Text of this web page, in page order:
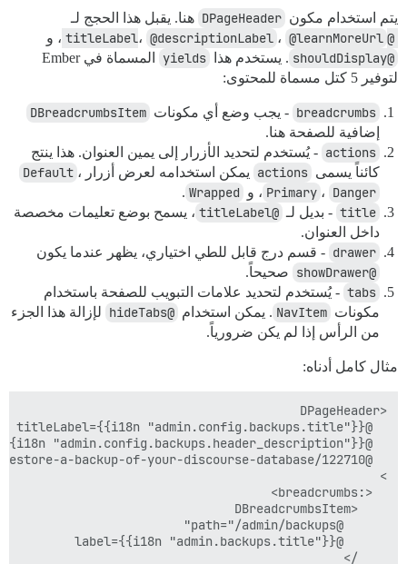
يتم استخدام مكون DPageHeader هنا. يقبل هذا الحجج لـ
@titleLabel ، @descriptionLabel ، @learnMoreUrl ، و
@shouldDisplay . يستخدم هذا yields
المسماة في Ember
لتوفير 5 كتل مسماة للمحتوى:
breadcrumbs - يجب وضع أي مكونات DBreadcrumbsItem
إضافية للصفحة هنا.
actions - يُستخدم لتحديد الأزرار إلى يمين العنوان. هذا ينتج
كائناً يسمى actions يمكن استخدامه لعرض أزرار Default ،
Primary ، Danger ، و Wrapped
.
title - بديل لـ @titleLabel
، يسمح بوضع تعليمات مخصصة
داخل العنوان.
drawer - قسم درج قابل للطي اختياري، يظهر عندما يكون
@showDrawer صحيحاً.
tabs - يُستخدم لتحديد علامات التبويب للصفحة باستخدام
مكونات NavItem . يمكن استخدام @hideTabs
لإزالة هذا الجزء
من الرأس إذا لم يكن ضرورياً.
مثال كامل أدناه: